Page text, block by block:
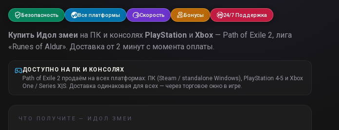
Безопасность Все платформы Скорость Бонусы 24/7 Поддержка
Купить Идол змеи на ПК и консолях PlayStationи Xbox— Path of Exile 2, лига
«Runes of Aldur». Доставка от 2 минут с момента оплаты.
ДОСТУПНО НА ПК И КОНСОЛЯХ
Path of Exile 2 продаём на всех платформах: ПК (Steam / standalone Windows), PlayStation 4-5 и Xbox
One / Series X|S. Доставка одинаковая для всех — через торговое окно в игре.
ЧТО ПОЛУЧИТЕ — ИДОЛ ЗМЕИ